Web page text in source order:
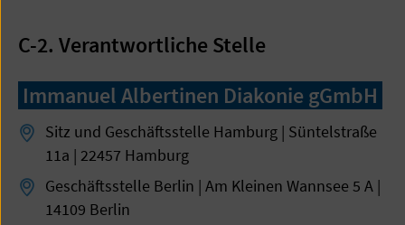
C-2. Verantwortliche Stelle
Immanuel Albertinen Diakonie gGmbH
Sitz und Geschäftsstelle Hamburg | Süntelstraße
11a | 22457 Hamburg
Geschäftsstelle Berlin | Am Kleinen Wannsee 5 A |
14109 Berlin